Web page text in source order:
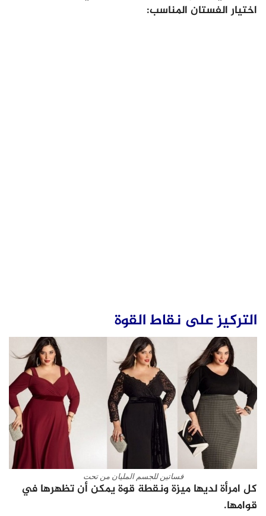
اختيار الفستان المناسب:
التركيز على نقاط القوة
فساتين للجسم المليان من تحت
كل امرأة لديها ميزة ونقطة قوة يمكن أن تظهرها في
قوامها.